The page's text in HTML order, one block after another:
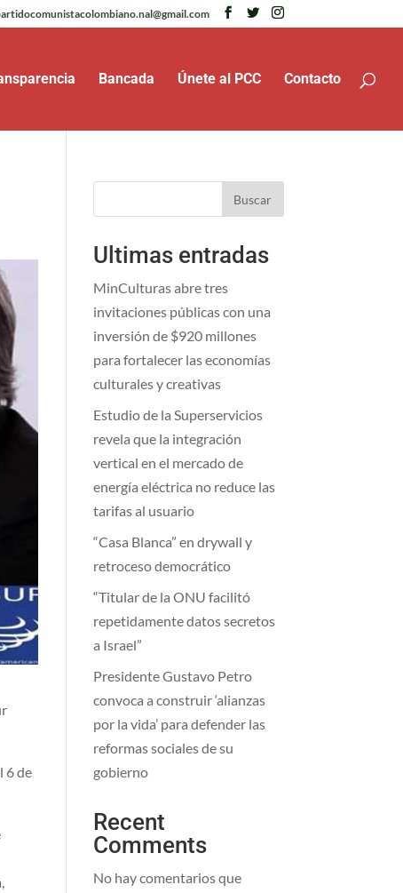
Bancada Únete al PCC Contacto
6 de
Buscar
Ultimas entradas
MinCulturas abre tres
invitaciones públicas con una
inversión de $920 millones
para fortalecer las economías
culturales y creativas
Estudio de la Superservicios
revela que la integración
vertical en el mercado de
energía eléctrica no reduce las
tarifas al usuario
“Casa Blanca” en drywall y
retroceso democrático
“Titular de la ONU facilitó
repetidamente datos secretos
a Israel”
Presidente Gustavo Petro
convoca a construir ‘alianzas
por la vida’ para defender las
reformas sociales de su
gobierno
Recent
Comments
No hay comentarios que